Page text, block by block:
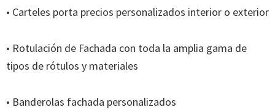
• Carteles porta precios personalizados interior o exterior
• Rotulación de Fachada con toda la amplia gama de
tipos de rótulos y materiales
• Banderolas fachada personalizados